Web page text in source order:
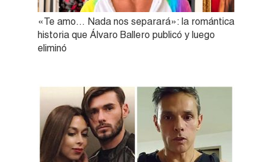
«Te amo… Nada nos separará»: la romántica
historia que Álvaro Ballero publicó y luego
eliminó